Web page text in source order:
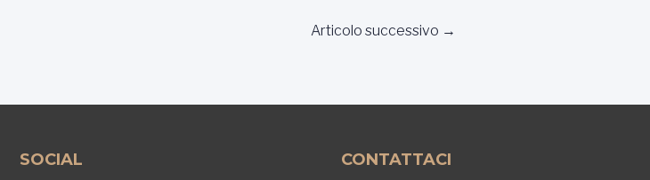
Articolo successivo →
SOCIAL CONTATTACI